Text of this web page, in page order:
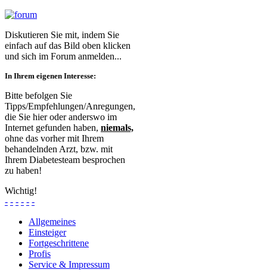
Diskutieren Sie mit, indem Sie
einfach auf das Bild oben klicken
und sich im Forum anmelden...
In Ihrem eigenen Interesse:
Bitte befolgen Sie
Tipps/Empfehlungen/Anregungen,
die Sie hier oder anderswo im
Internet gefunden haben, niemals,
ohne das vorher mit Ihrem
behandelnden Arzt, bzw. mit
Ihrem Diabetesteam besprochen
zu haben!
Wichtig!
- - - - - -
Allgemeines
Einsteiger
Fortgeschrittene
Profis
Service & Impressum